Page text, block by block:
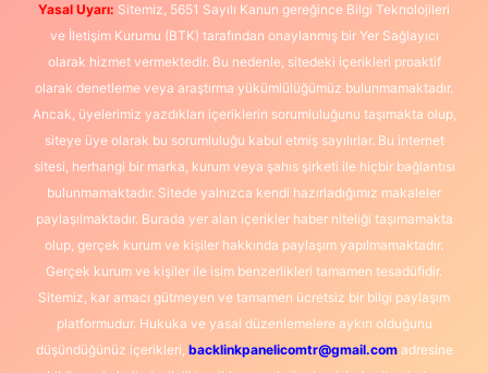
Yasal Uyarı: Sitemiz, 5651 Sayılı Kanun gereğince Bilgi Teknolojileri
ve İletişim Kurumu (BTK) tarafından onaylanmış bir Yer Sağlayıcı
olarak hizmet vermektedir. Bu nedenle, sitedeki içerikleri proaktif
olarak denetleme veya araştırma yükümlülüğümüz bulunmamaktadır.
Ancak, üyelerimiz yazdıkları içeriklerin sorumluluğunu taşımakta olup,
siteye üye olarak bu sorumluluğu kabul etmiş sayılırlar. Bu internet
sitesi, herhangi bir marka, kurum veya şahıs şirketi ile hiçbir bağlantısı
bulunmamaktadır. Sitede yalnızca kendi hazırladığımız makaleler
paylaşılmaktadır. Burada yer alan içerikler haber niteliği taşımamakta
olup, gerçek kurum ve kişiler hakkında paylaşım yapılmamaktadır.
Gerçek kurum ve kişiler ile isim benzerlikleri tamamen tesadüfidir.
Sitemiz, kar amacı gütmeyen ve tamamen ücretsiz bir bilgi paylaşım
platformudur. Hukuka ve yasal düzenlemelere aykırı olduğunu
düşündüğünüz içerikleri, backlinkpanelicomtr@gmail.comadresine